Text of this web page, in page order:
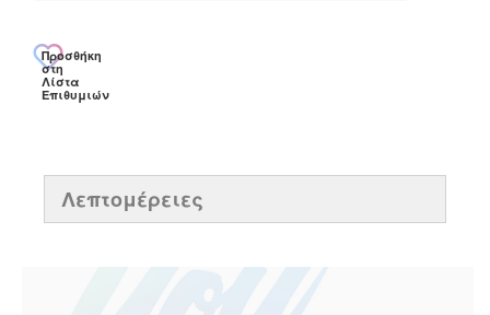
Προσθήκη
στη
Λίστα
Επιθυμιών
Λεπτομέρειες